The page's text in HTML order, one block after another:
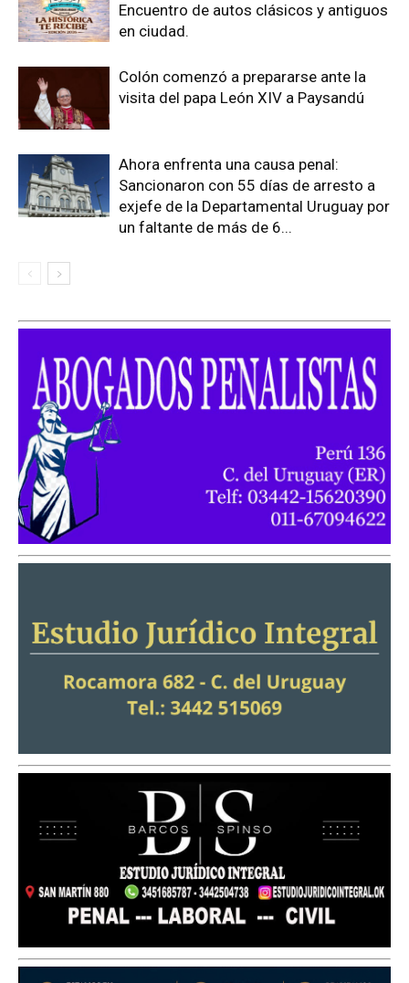
Encuentro de autos clásicos y antiguos
en ciudad.
Colón comenzó a prepararse ante la
visita del papa León XIV a Paysandú
Ahora enfrenta una causa penal:
Sancionaron con 55 días de arresto a
exjefe de la Departamental Uruguay por
un faltante de más de 6...